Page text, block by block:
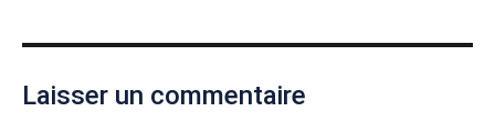
Laisser un commentaire